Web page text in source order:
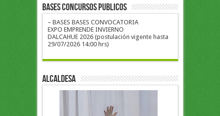
BASES CONCURSOS PUBLICOS
– BASES BASES CONVOCATORIA
EXPO EMPRENDE INVIERNO
DALCAHUE 2026 (postulación vigente hasta
29/07/2026 14:00 hrs)
ALCALDESA